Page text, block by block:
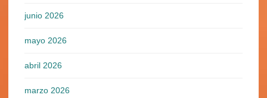
junio 2026
mayo 2026
abril 2026
marzo 2026